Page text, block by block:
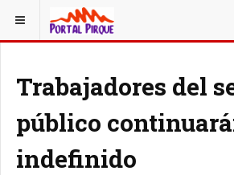
ESTÁ AQUÍ: NOTICIAS
Trabajadores del
público
indefinido